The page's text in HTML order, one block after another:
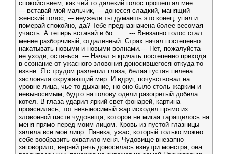
спокойствием, как чей то далекий голос прошептал мне:
--- вставай мой мальчик, --- донесся сладкий, манящий
женский голос, --- неужели ты думаешь это конец, упал и
померай спокойно, да? Тебе предназначена более весомая
участь. А теперь вставай и бо….. . --- Внезапно голос стал
менее разборчивый, отдаленный. Страх начал постепенно
накатывать новыми и новыми волнами.--- Нет, пожалуйста
не уходи, останься. --- Начал я кричать постепенно приходя
в сознание от ужасного зловония доносившегося откуда то
извне. Я с трудом разлепил глаза, белая густая пелена
заслоняла окружающий мир. И вдруг, почувствовал на
уровне лица, чье-то дыхание, но оно было столь жарким и
невыносимым, будто на голову одели разогретый добела
котел. В глаза ударил яркий свет фонарей, картина
прояснилась, тот невыносимый жар исходил прямо из
зловонной пасти чудовища, которое не мигая таращилось на
меня прямо перед моим лицом. Кровь из пустой глазницы
залила все моё лицо. Паника, ужас, который только можно
себе вообразить охватило меня. Чудовище внезапно
заговорило, верней речь доносилась изнутри монстра, она